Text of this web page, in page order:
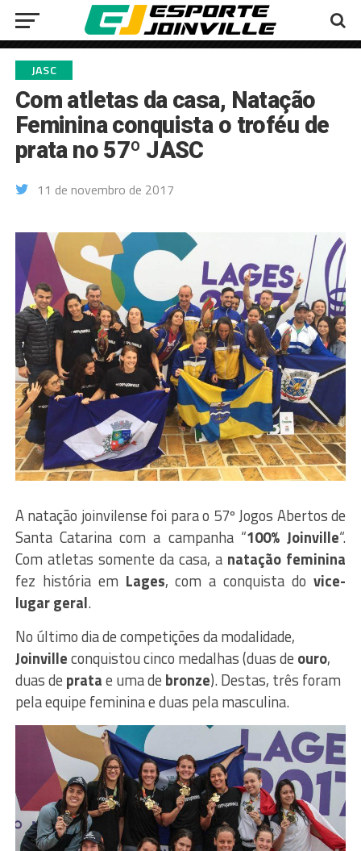
JASC
Com atletas da casa, Natação
Feminina conquista o troféu de
prata no 57º JASC
11 de novembro de 2017
A natação joinvilense foi para o 57º Jogos Abertos de
Santa Catarina com a campanha “100% Joinville“.
Com atletas somente da casa, a natação feminina
fez história em Lages, com a conquista dovice-
lugargeral.
No último dia de competições da modalidade,
Joinvilleconquistou cinco medalhas (duas de ouro,
duas de pratae uma de bronze). Destas, três foram
pela equipe feminina e duas pela masculina.